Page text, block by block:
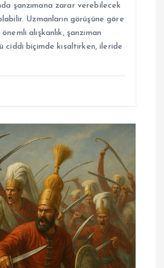
şanzımana zarar verebilecek
Uzmanların görüşüne göre
alışkanlık, şanzıman
ciddi biçimde kısaltırken, ileride